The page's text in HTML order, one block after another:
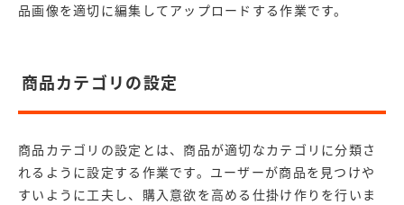
品画像を適切に編集してアップロードする作業です。
商品カテゴリの設定
商品カテゴリの設定とは、商品が適切なカテゴリに分類さ
れるように設定する作業です。ユーザーが商品を見つけや
すいように工夫し、購入意欲を高める仕掛け作りを行いま